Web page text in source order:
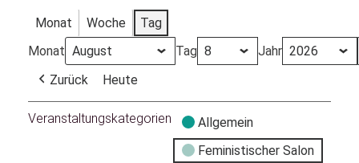
Monat Woche
Tag
Monat
Tag
Jahr
Zurück
Heute
Veranstaltungskategorien
Allgemein
Feministischer Salon